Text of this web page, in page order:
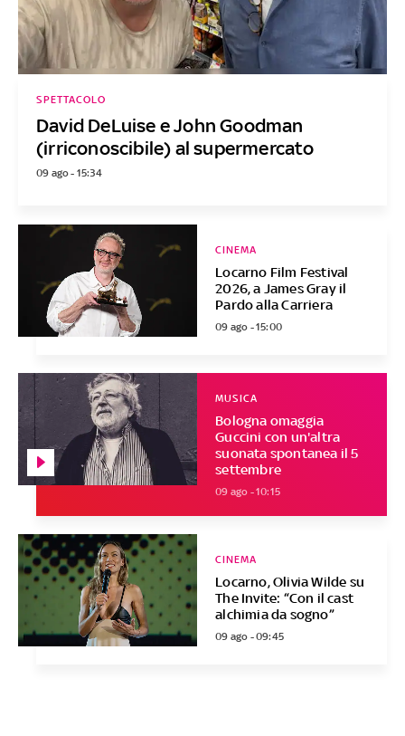
David DeLuise e John Goodman
(irriconoscibile) al supermercato
SPETTACOLO
09 ago - 15:34
Locarno Film Festival
2026, a James Gray il
Pardo alla Carriera
CINEMA
09 ago - 15:00
Bologna omaggia
Guccini con un'altra
suonata spontanea il 5
settembre
MUSICA
09 ago - 10:15
Locarno, Olivia Wilde su
The Invite: “Con il cast
alchimia da sogno”
CINEMA
09 ago - 09:45